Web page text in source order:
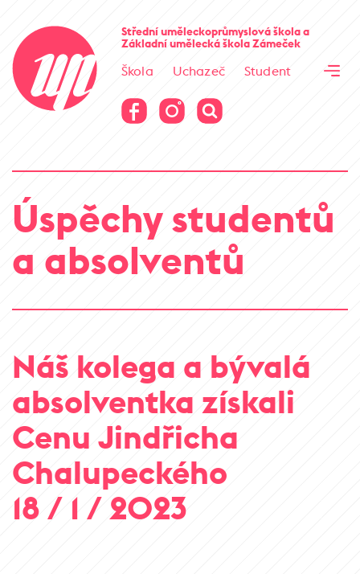
Střední uměleckoprůmyslová školaa
Základní umělecká školaZámeček
Škola Uchazeč
Student
Virtuální prohlídka
Virtuální prohlídka
Úspěchy studentů
a absolventů
Náš kolega a bývalá
absolventka získali
Cenu Jindřicha
Chalupeckého
18 / 1 / 2023